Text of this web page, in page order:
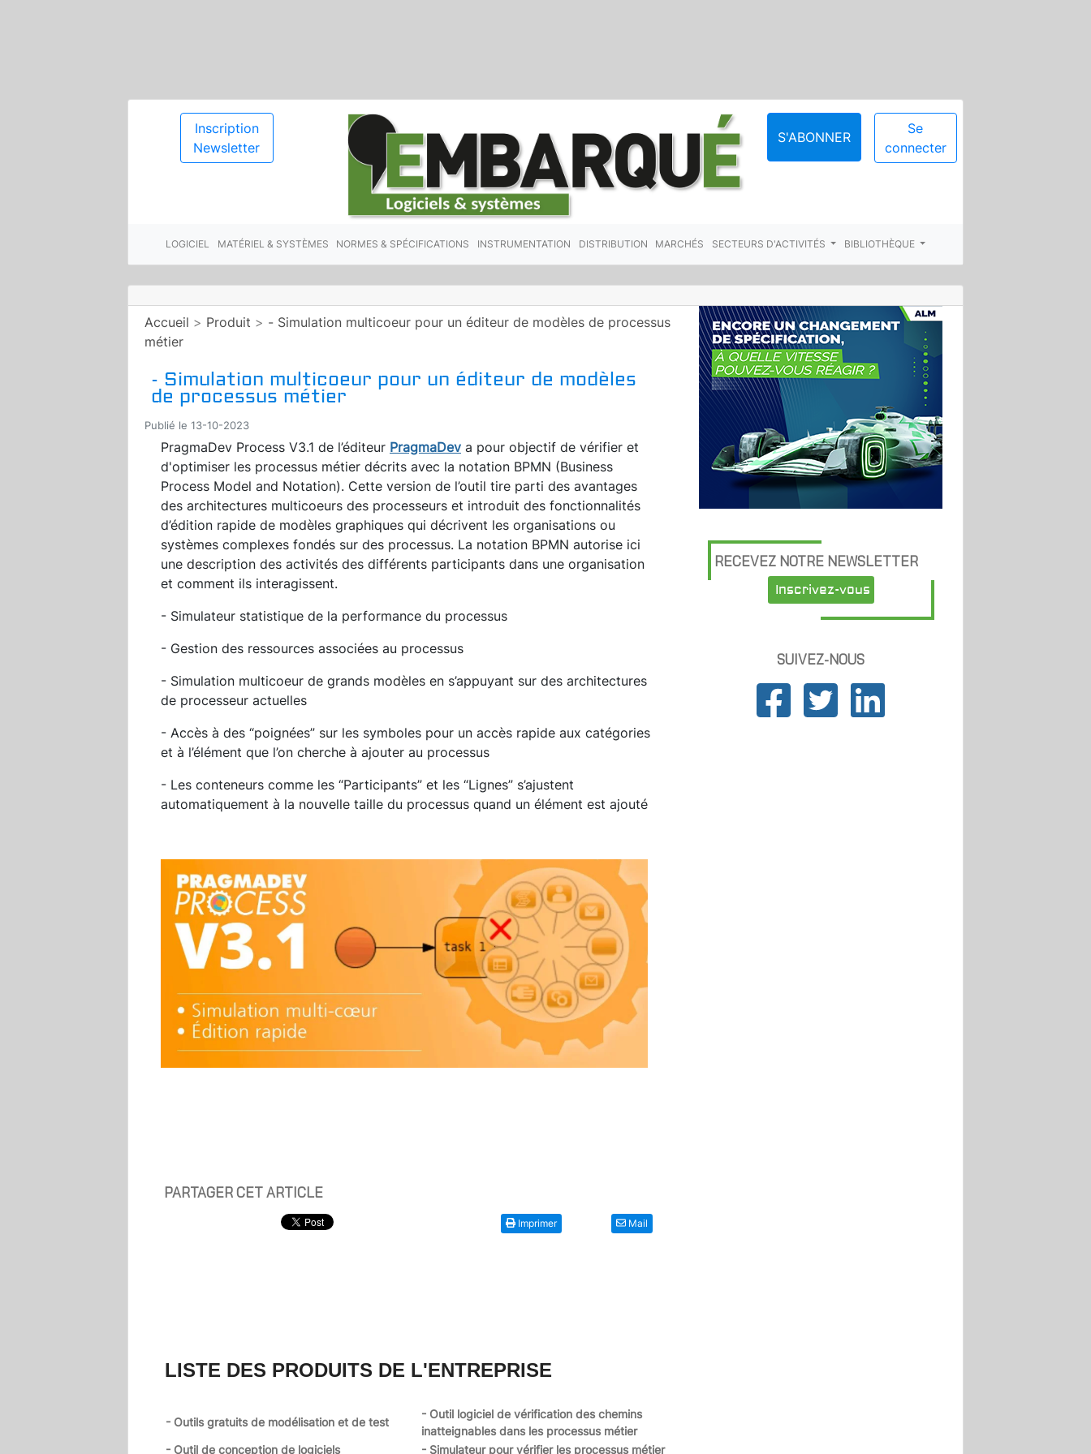
Inscription
Newsletter
S'ABONNER
Se
connecter
LOGICIEL MATÉRIEL & SYSTÈMES NORMES & SPÉCIFICATIONS INSTRUMENTATION DISTRIBUTION MARCHÉS SECTEURS D'ACTIVITÉS BIBLIOTHÈQUE
Accueil > Produit > - Simulation multicoeur pour un éditeur de modèles de processus
métier
- Simulation multicoeur pour un éditeur de modèles
de processus métier
Publié le 13-10-2023
PragmaDev Process V3.1 de l’éditeur PragmaDev a pour objectif de vérifier et
d'optimiser les processus métier décrits avec la notation BPMN (Business
Process Model and Notation). Cette version de l’outil tire parti des avantages
des architectures multicoeurs des processeurs et introduit des fonctionnalités
d’édition rapide de modèles graphiques qui décrivent les organisations ou
systèmes complexes fondés sur des processus. La notation BPMN autorise ici
une description des activités des différents participants dans une organisation
et comment ils interagissent.
- Simulateur statistique de la performance du processus
- Gestion des ressources associées au processus
- Simulation multicoeur de grands modèles en s’appuyant sur des architectures
de processeur actuelles
- Accès à des “poignées” sur les symboles pour un accès rapide aux catégories
et à l’élément que l’on cherche à ajouter au processus
- Les conteneurs comme les “Participants” et les “Lignes” s’ajustent
automatiquement à la nouvelle taille du processus quand un élément est ajouté
PARTAGER CET ARTICLE
Imprimer Mail
LISTE DES PRODUITS DE L'ENTREPRISE
- Outils gratuits de modélisation et de test
- Outil logiciel de vérification des chemins
inatteignables dans les processus métier
- Outil de conception de logiciels
- Simulateur pour vérifier les processus métier
RECEVEZ NOTRE NEWSLETTER
Inscrivez-vous
SUIVEZ-NOUS